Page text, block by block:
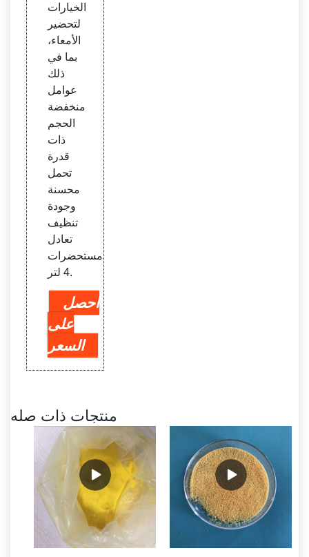
الخيارات
لتحضير
الأمعاء،
بما في
ذلك
عوامل
منخفضة
الحجم
ذات
قدرة
تحمل
محسنة
وجودة
تنظيف
تعادل
مستحضرات
4 لتر.
احصل
على
السعر
منتجات ذات صله